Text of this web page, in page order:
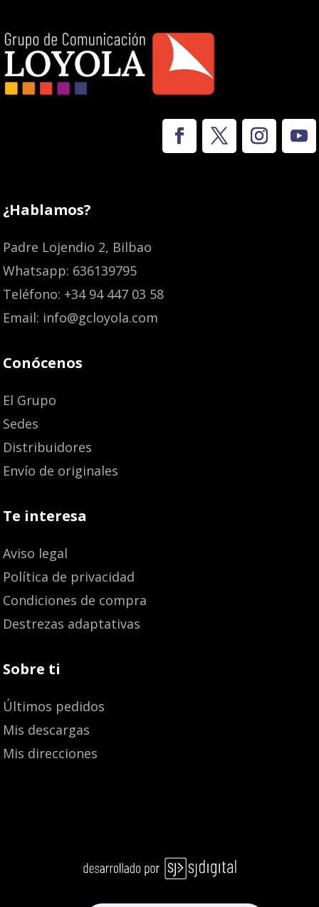
¿Hablamos?
Padre Lojendio 2, Bilbao
Whatsapp: 636139795
Teléfono: +34 94 447 03 58
Email: info@gcloyola.com
Conócenos
El Grupo
Sedes
Distribuidores
Envío de originales
Te interesa
Aviso legal
Política de privacidad
Condiciones de compra
Destrezas adaptativas
Sobre ti
Últimos pedidos
Mis descargas
Mis direcciones